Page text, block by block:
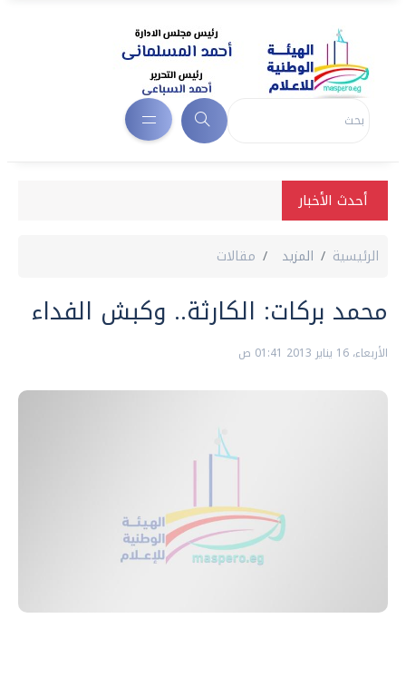
أحدث الأخبار
الرئيسية المزيد مقالات
محمد بركات: الكارثة‮.. ‬وكبش الفداء
الأربعاء، 16 يناير 2013 01:41 ص